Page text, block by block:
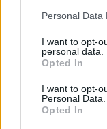
Personal Data
I want to opt-
personal data.
Opted In
I want to opt-
Personal Data.
Opted In
Test na